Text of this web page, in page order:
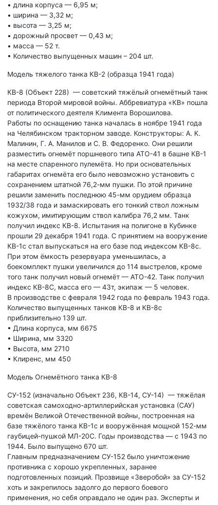
• длина корпуса — 6,95 м;
• ширина — 3,32 м;
• высота — 3,25 м;
• дорожный просвет — 0,43 м;
• масса — 52 т.
• Количество выпущенных машин – 204 шт.
Модель тяжелого танка КВ-2 (образца 1941 года)
КВ-8 (Объект 228) — советский тяжёлый огнемётный танк
периода Второй мировой войны. Аббревиатура «КВ» пошла
от политического деятеля Климента Ворошилова.
Работы по оснащению танка началась в ноябре 1941 года
на Челябинском тракторном заводе. Конструкторы: А. К.
Малинин, Г. А. Манилов и С. В. Федоренко. Они решили
разместить огнемёт поршневого типа АТО-41 в башне КВ-1
на месте спаренного пулемёта. Но при основательных
габаритах огнемёта его было невозможно установить с
сохранением штатной 76,2-мм пушки. По этой причине
решили заменить последнюю 45-мм орудием образца
1932/38 года и замаскировать его тонкий ствол ложным
кожухом, имитирующим ствол калибра 76,2 мм. Танк
получил индекс КВ-8. Испытания на полигоне в Кубинке
прошли 29 декабря 1941 года. С принятием на вооружение
КВ-1с стал выпускаться на его базе под индексом КВ-8с.
При этом ёмкость резервуара уменьшилась, а
боекомплект пушки увеличился до 114 выстрелов, кроме
того танк получил новый огнемёт — АТО-42. Танк получил
индекс КВ-8С, масса его — 43т, экипаж — 5 человек.
В производстве с февраля 1942 года по февраль 1943 года.
Количество выпущенных танков КВ-8 и КВ-8с
приблизительно 139 шт.
• Длина корпуса, мм 6675
• Ширина, мм 3320
• Высота, мм 2710
• Клиренс, мм 450
Модель Огнемётного танка КВ-8
СУ-152 (изначально Объект 236, КВ-14, СУ-14) — тяжёлая
советская самоходно-артиллерийская установка (САУ)
времён Великой Отечественной войны, построенная на
базе тяжёлого танка КВ-1с и вооружённая мощной 152-мм
гаубицей-пушкой МЛ-20С. Годы производства — с 1943 по
1944. Было выпущено 670 шт.
Главным предназначением СУ-152 было уничтожение
противника с хорошо укрепленных, заранее
подготовленных позиций. Прозвище «Зверобой» за СУ-152
хоть и закрепилось задолго до первого боевого
применения, но себя оправдало не один раз. Эксперты и